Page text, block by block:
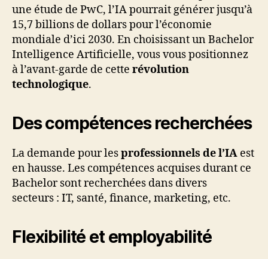
une étude de PwC, l’IA pourrait générer jusqu’à
15,7 billions de dollars pour l’économie
mondiale d’ici 2030. En choisissant un Bachelor
Intelligence Artificielle, vous vous positionnez
à l’avant-garde de cette révolution
technologique.
Des compétences recherchées
La demande pour lesprofessionnels de l’IA est
en hausse. Les compétences acquises durant ce
Bachelor sont recherchées dans divers
secteurs : IT, santé, finance, marketing, etc.
Flexibilité et employabilité